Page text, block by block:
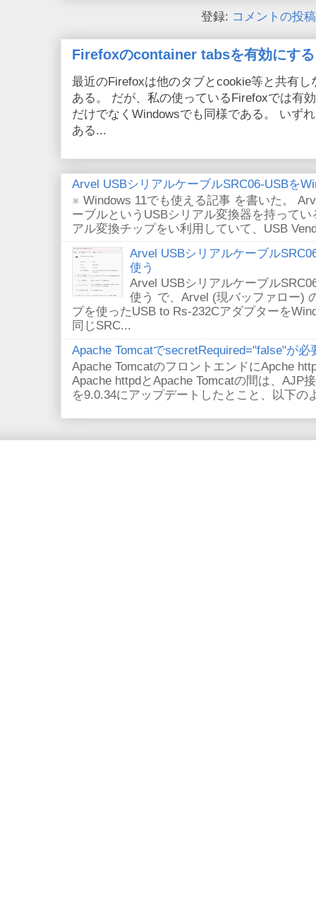
登録: コメントの投
Firefoxのcontainer tabsを有効にする
最近のFirefoxは他のタブとcookie等と共有
ある。 だが、私の使っているFirefoxでは有
だけでなくWindowsでも同様である。 いず
ある...
Arvel USBシリアルケーブルSRC06-USBを
※ Windows 11でも使える記事 を書いた。
ーブルというUSBシリアル変換器を持って
アル変換チップをい利用していて、USB
Arvel USBシリアルケーブル
使う
Arvel USBシリアルケーブル
使う で、Arvel (現バッファロー)
プを使ったUSB to Rs-232Cアダプターを
同じSRC...
Apache TomcatでsecretRequired="false"が必
Apache TomcatのフロントエンドにApche
Apache httpdとApache Tomcatの間は、AJP
を9.0.34にアップデートしたとこと、以下の